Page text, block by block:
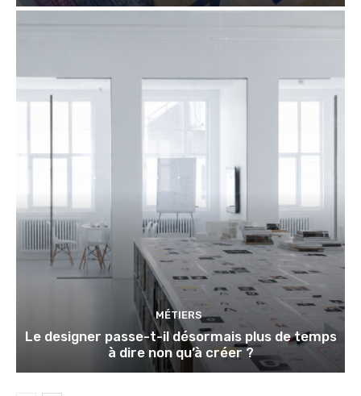
MÉTIERS
Le designer passe-t-il désormais plus de temps
à dire non qu’à créer ?